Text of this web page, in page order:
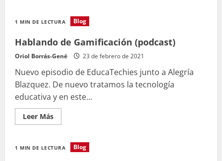
Redes
Sociales
Educación
(podcast)
1 MIN DE LECTURA Blog
Hablando de Gamificación (podcast)
Oriol Borrás-Gené 23 de febrero de 2021
Nuevo episodio de EducaTechies junto a Alegría
Blazquez. De nuevo tratamos la tecnología
educativa y en este...
Leer MásLeer
más
Hablando
de
1 MIN DE LECTURA Blog